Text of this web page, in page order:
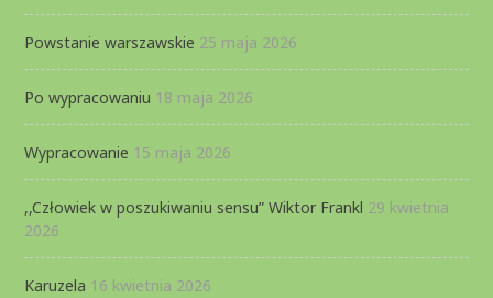
Powstanie warszawskie 25 maja 2026
Po wypracowaniu 18 maja 2026
Wypracowanie 15 maja 2026
,,Człowiek w poszukiwaniu sensu” Wiktor Frankl 29 kwietnia
2026
Karuzela 16 kwietnia 2026